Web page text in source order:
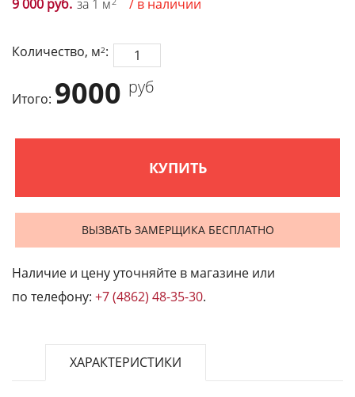
9 000 руб. за 1 м / в наличии
Количество, м2:
Итого: 9000 руб
КУПИТЬ
ВЫЗВАТЬ ЗАМЕРЩИКА БЕСПЛАТНО
Наличие и цену уточняйте в магазине или
по телефону: +7 (4862) 48-35-30.
ХАРАКТЕРИСТИКИ